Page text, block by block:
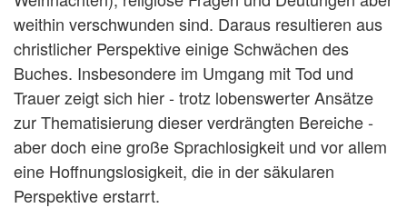
weithin verschwunden sind. Daraus resultieren aus
christlicher Perspektive einige Schwächen des
Buches. Insbesondere im Umgang mit Tod und
Trauer zeigt sich hier - trotz lobenswerter Ansätze
zur Thematisierung dieser verdrängten Bereiche -
aber doch eine große Sprachlosigkeit und vor allem
eine Hoffnungslosigkeit, die in der säkularen
Perspektive erstarrt.